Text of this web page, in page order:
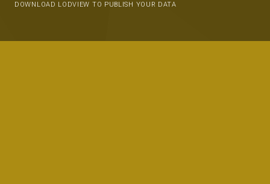
DOWNLOAD LODVIEW TO PUBLISH YOUR DATA